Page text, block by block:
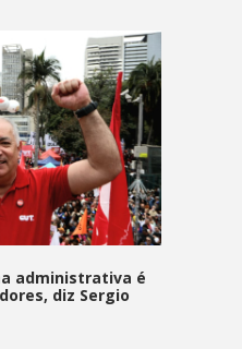
administrativa é
diz Sergio